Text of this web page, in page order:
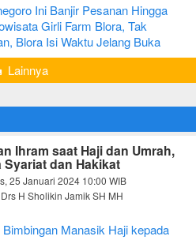
Ini Banjir Pesanan Hingga
Girli Farm Blora, Tak
Terjual
Blora Isi Waktu Jelang Buka
Lainnya
Ihram saat Haji dan Umrah,
Syariat dan Hakikat
25 Januari 2024 10:00 WIB
H Sholikin Jamik SH MH
Manasik Haji kepada